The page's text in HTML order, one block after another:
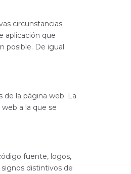
circunstancias
aplicación que
posible. De igual
de la página web. La
a la que se
fuente, logos,
distintivos de